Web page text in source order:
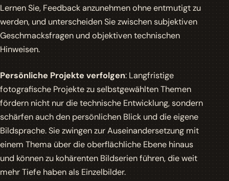
Lernen Sie, Feedback anzunehmen ohne entmutigt zu
werden, und unterscheiden Sie zwischen subjektiven
Geschmacksfragen und objektiven technischen
Hinweisen.
Persönliche Projekte verfolgen: Langfristige
fotografische Projekte zu selbstgewählten Themen
fördern nicht nur die technische Entwicklung, sondern
schärfen auch den persönlichen Blick und die eigene
Bildsprache. Sie zwingen zur Auseinandersetzung mit
einem Thema über die oberflächliche Ebene hinaus
und können zu kohärenten Bildserien führen, die weit
mehr Tiefe haben als Einzelbilder.